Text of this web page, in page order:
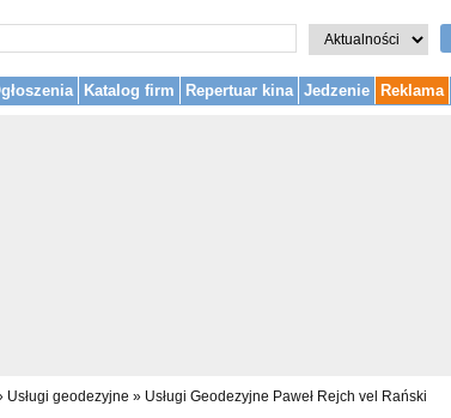
Katalog firm Repertuar kina Jedzenie Reklama
Usługi geodezyjne » Usługi Geodezyjne Paweł Rejch vel Rański